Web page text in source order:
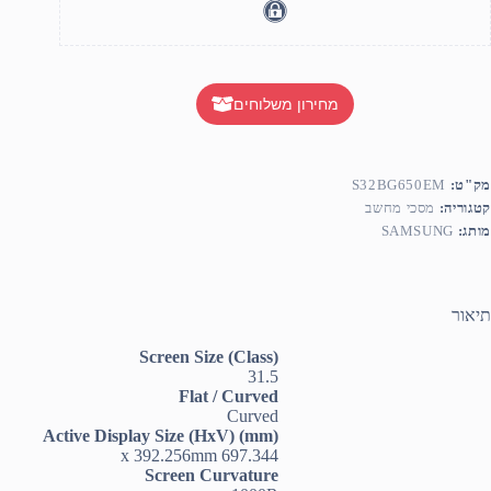
מחירון משלוחים
מק"ט: S32BG650EM
קטגוריה: מסכי מחשב
מותג: SAMSUNG
תיאור
Screen Size (Class)
31.5
Flat / Curved
Curved
Active Display Size (HxV) (mm)
697.344 x 392.256mm
Screen Curvature